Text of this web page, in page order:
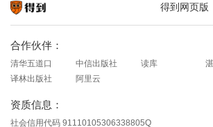
得到网页版
合作伙伴：
清华五道口 中信出版社 读库
译林出版社
阿里云
资质信息：
社会信用代码 91110105306338805Q